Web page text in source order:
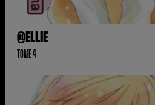
@ELLIE
TOME 4